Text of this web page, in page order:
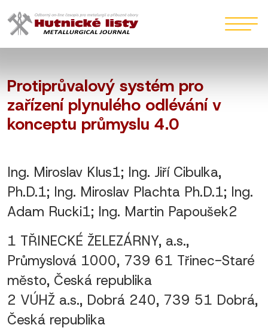
Protiprůvalový systém pro
zařízení plynulého odlévání v
konceptu průmyslu 4.0
Ing. Miroslav Klus1; Ing. Jiří Cibulka,
Ph.D.1; Ing. Miroslav Plachta Ph.D.1; Ing.
Adam Rucki1; Ing. Martin Papoušek2
1 TŘINECKÉ ŽELEZÁRNY, a.s.,
Průmyslová 1000, 739 61 Třinec-Staré
město, Česká republika
2 VÚHŽ a.s., Dobrá 240, 739 51 Dobrá,
Česká republika